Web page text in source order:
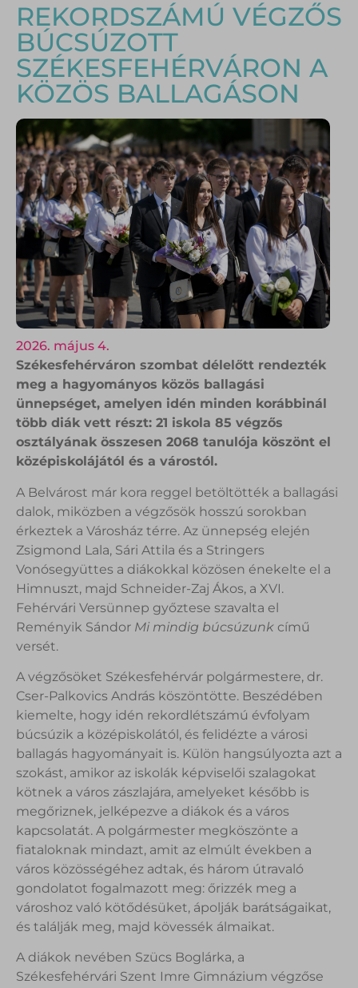
REKORDSZÁMÚ VÉGZŐS
BÚCSÚZOTT
SZÉKESFEHÉRVÁRON A
KÖZÖS BALLAGÁSON
2026. május 4.
Székesfehérváron szombat délelőtt rendezték
meg a hagyományos közös ballagási
ünnepséget, amelyen idén minden korábbinál
több diák vett részt: 21 iskola 85 végzős
osztályának összesen 2068 tanulója köszönt el
középiskolájától és a várostól.
A Belvárost már kora reggel betöltötték a ballagási
dalok, miközben a végzősök hosszú sorokban
érkeztek a Városház térre. Az ünnepség elején
Zsigmond Lala, Sári Attila és a Stringers
Vonósegyüttes a diákokkal közösen énekelte el a
Himnuszt, majd Schneider-Zaj Ákos, a XVI.
Fehérvári Versünnep győztese szavalta el
Reményik Sándor Mi mindig búcsúzunk című
versét.
A végzősöket Székesfehérvár polgármestere, dr.
Cser-Palkovics András köszöntötte. Beszédében
kiemelte, hogy idén rekordlétszámú évfolyam
búcsúzik a középiskolától, és felidézte a városi
ballagás hagyományait is. Külön hangsúlyozta azt a
szokást, amikor az iskolák képviselői szalagokat
kötnek a város zászlajára, amelyeket később is
megőriznek, jelképezve a diákok és a város
kapcsolatát. A polgármester megköszönte a
fiataloknak mindazt, amit az elmúlt években a
város közösségéhez adtak, és három útravaló
gondolatot fogalmazott meg: őrizzék meg a
városhoz való kötődésüket, ápolják barátságaikat,
és találják meg, majd kövessék álmaikat.
A diákok nevében Szücs Boglárka, a
Székesfehérvári Szent Imre Gimnázium végzőse